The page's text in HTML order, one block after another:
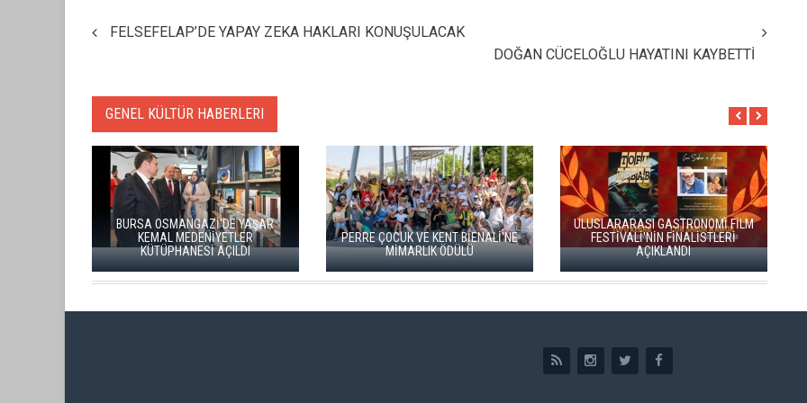
FELSEFELAP’DE YAPAY ZEKA HAKLARI KONUŞULACAK
DOĞAN CÜCELOĞLU HAYATINI KAYBETTİ
GENEL KÜLTÜR HABERLERI
ULUSLARARASI GASTRONOMİ FİLM
FESTİVALİ'NİN FİNALİSTLERİ
AÇIKLANDI
HERITAGE İSTANBUL 2026 BAŞLADI
HAYDARPAŞA VE SİRKECİ
GARLARI SANATLA YENİDEN
DOĞUYOR